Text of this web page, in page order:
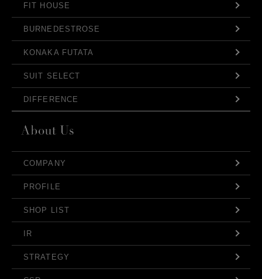
FIT HOUSE
BURNEDESTROSE
KONAKA FUTATA
SUIT SELECT
DIFFERENCE
COMPANY
PROFILE
SHOP LIST
IR
STRATEGY